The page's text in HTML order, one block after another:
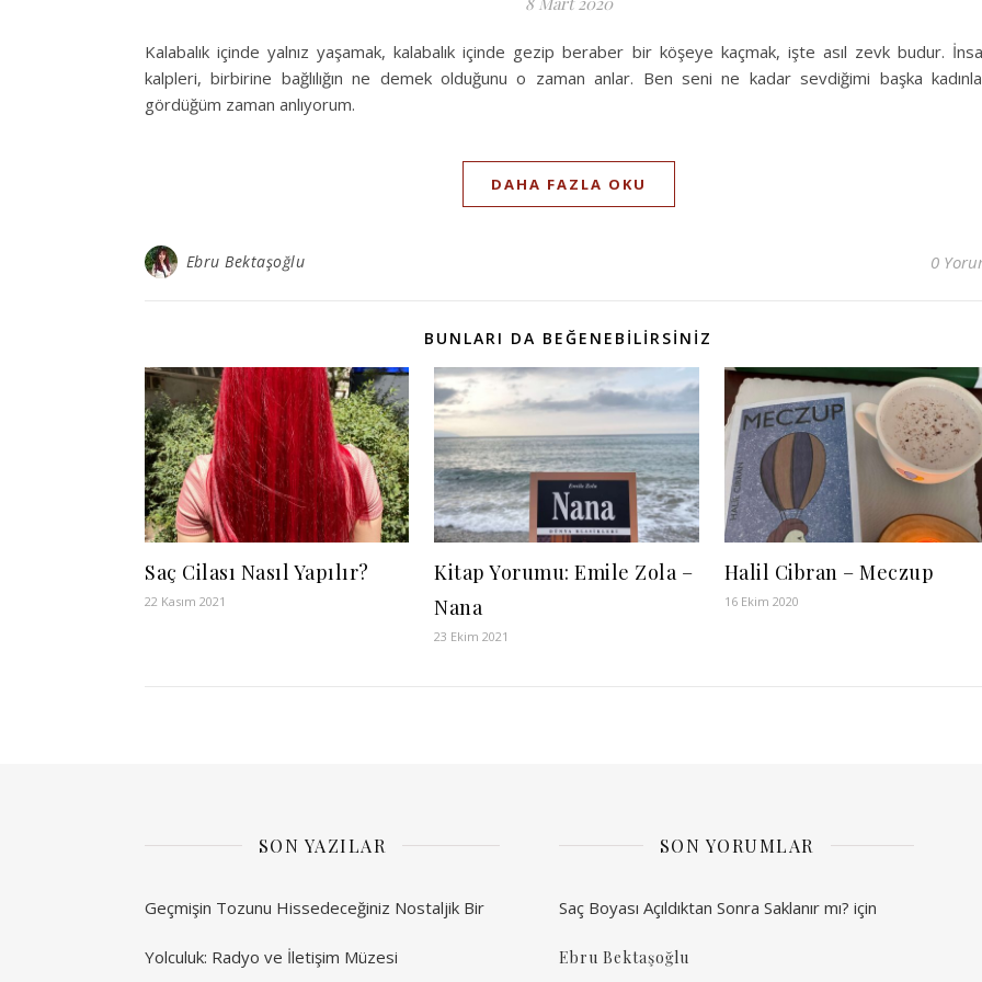
Kalabalık içinde yalnız yaşamak, kalabalık içinde gezip beraber bir köşeye kaçmak, işte asıl zevk budur.
kalpleri, birbirine bağlılığın ne demek olduğunu o zaman anlar. Ben seni ne kadar sevdiğimi başka
gördüğüm zaman anlıyorum.
DAHA FAZLA OKU
Ebru Bektaşoğlu 0
BUNLARI DA BEĞENEBILIRSINIZ
Saç Cilası Nasıl Yapılır?
22 Kasım 2021
Kitap Yorumu: Emile Zola –
Nana
23 Ekim 2021
Halil Cibran – Meczup
16 Ekim 2020
SON YAZILAR
Geçmişin Tozunu Hissedeceğiniz Nostaljik Bir
Yolculuk: Radyo ve İletişim Müzesi
SON YORUMLAR
Saç Boyası Açıldıktan Sonra Saklanır mı? için
Ebru Bektaşoğlu